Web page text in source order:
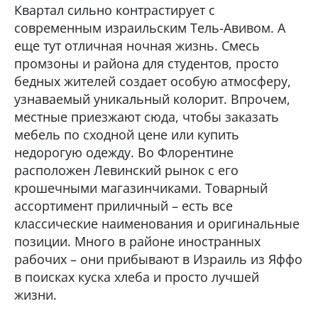
Квартал сильно контрастирует с
современным израильским Тель-Авивом. А
еще тут отличная ночная жизнь. Смесь
промзоны и района для студентов, просто
бедных жителей создает особую атмосферу,
узнаваемый уникальный колорит. Впрочем,
местные приезжают сюда, чтобы заказать
мебель по сходной цене или купить
недорогую одежду. Во Флорентине
расположен Левинский рынок с его
крошечными магазинчиками. Товарный
ассортимент приличный – есть все
классические наименования и оригинальные
позиции. Много в районе иностранных
рабочих – они прибывают в Израиль из Яффо
в поисках куска хлеба и просто лучшей
жизни.